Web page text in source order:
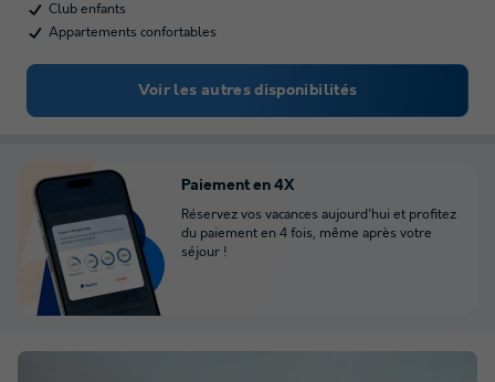
Club enfants
Appartements confortables
Voir les autres disponibilités
Paiement en 4X
Réservez vos vacances aujourd'hui et profitez
du paiement en 4 fois, même après votre
séjour !